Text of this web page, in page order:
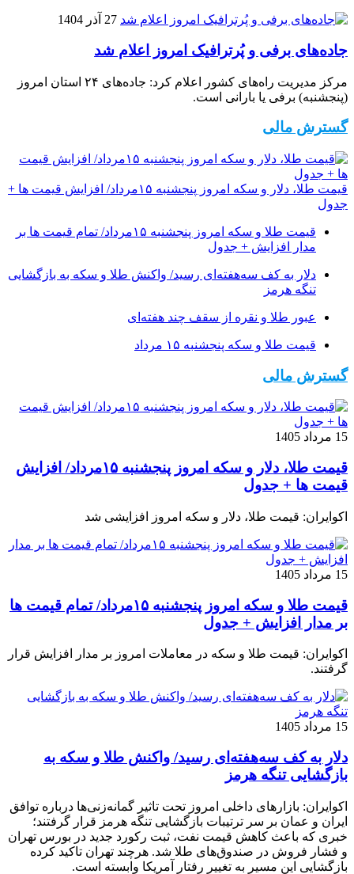
27 آذر 1404
جاده‌های برفی و پُرترافیک امروز اعلام شد
مرکز مدیریت راه‌های کشور اعلام کرد: جاده‌های ۲۴ استان امروز
(پنجشنبه) برفی یا بارانی است.
گسترش مالی
قیمت طلا، دلار و سکه امروز پنجشنبه ۱۵مرداد/ افزایش قیمت ها +
جدول
قیمت طلا و سکه امروز پنجشنبه ۱۵مرداد/ تمام قیمت ها بر
مدار افزایش + جدول
دلار به کف سه‌هفته‌ای رسید/ واکنش طلا و سکه به بازگشایی
تنگه هرمز
عبور طلا و نقره از سقف چند هفته‌ای
قیمت طلا و سکه پنجشنبه ۱۵ مرداد
گسترش مالی
15 مرداد 1405
قیمت طلا، دلار و سکه امروز پنجشنبه ۱۵مرداد/ افزایش
قیمت ها + جدول
اکوایران: قیمت طلا، دلار و سکه امروز افزایشی شد
15 مرداد 1405
قیمت طلا و سکه امروز پنجشنبه ۱۵مرداد/ تمام قیمت ها
بر مدار افزایش + جدول
اکوایران: قیمت طلا و سکه در معاملات امروز بر مدار افزایش قرار
گرفتند.
15 مرداد 1405
دلار به کف سه‌هفته‌ای رسید/ واکنش طلا و سکه به
بازگشایی تنگه هرمز
اکوایران: بازارهای داخلی امروز تحت تاثیر گمانه‌زنی‌ها درباره توافق
ایران و عمان بر سر ترتیبات بازگشایی تنگه هرمز قرار گرفتند؛
خبری که باعث کاهش قیمت نفت، ثبت رکورد جدید در بورس تهران
و فشار فروش در صندوق‌های طلا شد. هرچند تهران تاکید کرده
بازگشایی این مسیر به تغییر رفتار آمریکا وابسته است.